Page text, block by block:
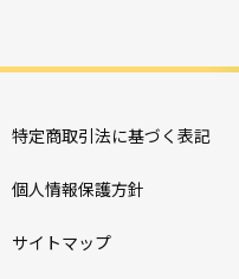
特定商取引法に基づく表記
個人情報保護方針
サイトマップ